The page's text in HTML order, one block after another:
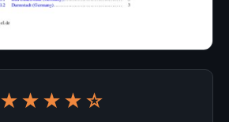
★★★★☆